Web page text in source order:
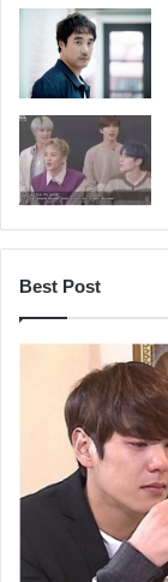
Best Post